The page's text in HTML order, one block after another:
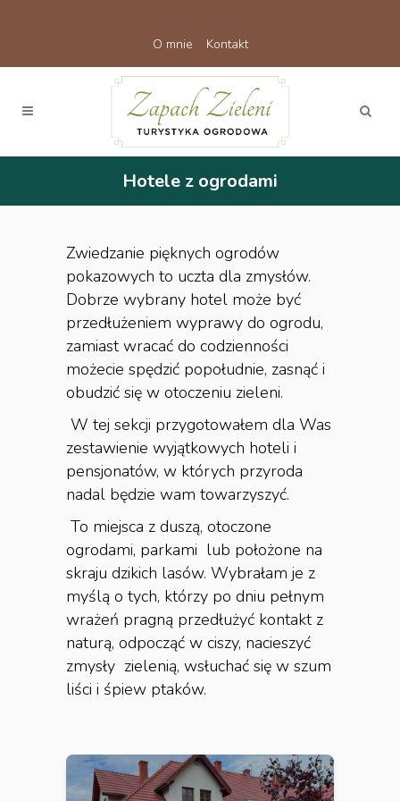
O mnie Kontakt
Hotele z ogrodami
Zwiedzanie pięknych ogrodów
pokazowych to uczta dla zmysłów.
Dobrze wybrany hotel może być
przedłużeniem wyprawy do ogrodu,
zamiast wracać do codzienności
możecie spędzić popołudnie, zasnąć i
obudzić się w otoczeniu zieleni.
W tej sekcji przygotowałem dla Was
zestawienie wyjątkowych hoteli i
pensjonatów, w których przyroda
nadal będzie wam towarzyszyć.
To miejsca z duszą, otoczone
ogrodami, parkami lub położone na
skraju dzikich lasów. Wybrałam je z
myślą o tych, którzy po dniu pełnym
wrażeń pragną przedłużyć kontakt z
naturą, odpocząć w ciszy, nacieszyć
zmysły zielenią, wsłuchać się w szum
liści i śpiew ptaków.